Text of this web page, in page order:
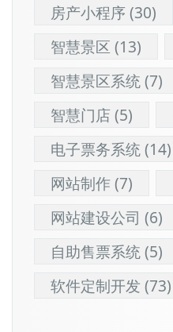
房产小程序(30)
智慧景区 (13)
智慧景区系统(7)
智慧门店(5)
电子票务系统(14)
网站制作(7)
网站建设公司 (6)
自助售票系统(5)
软件定制开发 (73)